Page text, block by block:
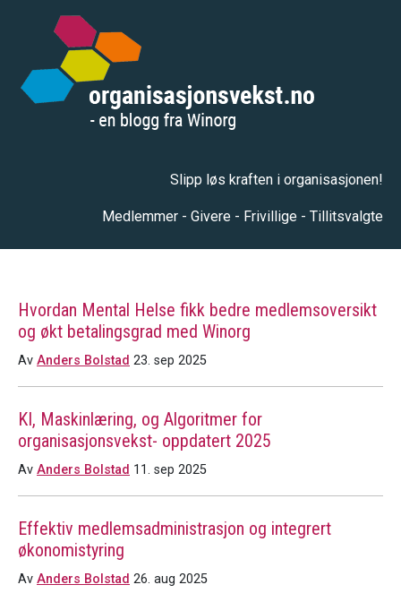
Slipp løs kraften i organisasjonen!
Medlemmer - Givere - Frivillige - Tillitsvalgte
Hvordan Mental Helse fikk bedre medlemsoversikt
og økt betalingsgrad med Winorg
Av Anders Bolstad 23. sep 2025
KI, Maskinlæring, og Algoritmer for
organisasjonsvekst- oppdatert 2025
Av Anders Bolstad 11. sep 2025
Effektiv medlemsadministrasjon og integrert
økonomistyring
Av Anders Bolstad 26. aug 2025